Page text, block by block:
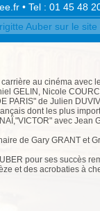
• Tel : 01 45 48
Auber sur le
au cinéma avec
GELIN, Nicole
PARIS" de Julien
dont les plus
avec Jean
de Gary GRANT et
pour ses succès
et des acrobaties à